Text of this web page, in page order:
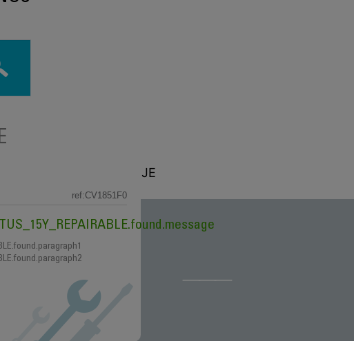
ref:CV1851F0
3D ŠTAMPANJE
15-